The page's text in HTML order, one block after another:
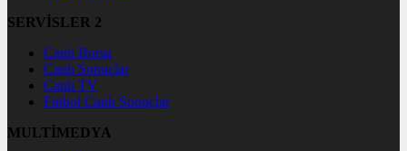
SERVİSLER 2
Canlı Borsa
Canlı Sonuçlar
Canlı TV
Futbol Canlı Sonuçlar
MULTİMEDYA